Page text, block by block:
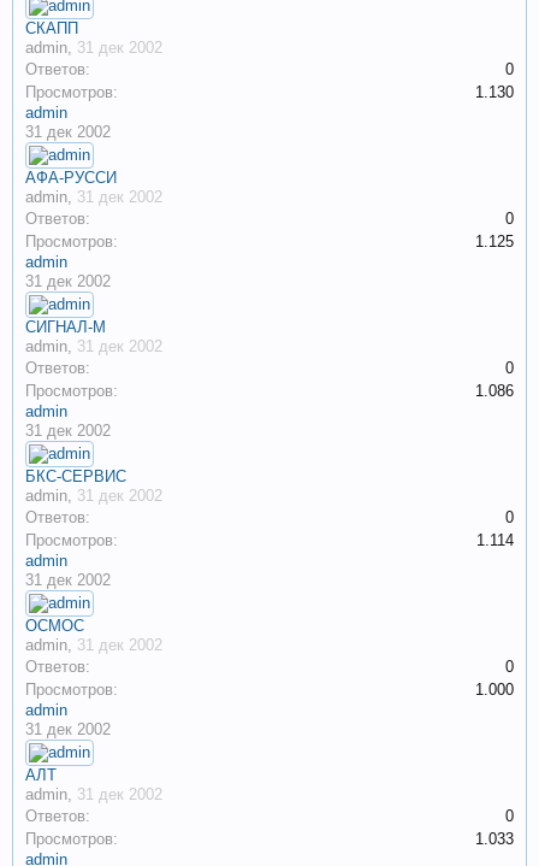
СКАПП
admin, 31 дек 2002
Ответов:
0
Просмотров:
1.130
admin
31 дек 2002
АФА-РУССИ
admin, 31 дек 2002
Ответов:
0
Просмотров:
1.125
admin
31 дек 2002
СИГНАЛ-М
admin, 31 дек 2002
Ответов:
0
Просмотров:
1.086
admin
31 дек 2002
БКС-СЕРВИС
admin, 31 дек 2002
Ответов:
0
Просмотров:
1.114
admin
31 дек 2002
ОСМОС
admin, 31 дек 2002
Ответов:
0
Просмотров:
1.000
admin
31 дек 2002
АЛТ
admin, 31 дек 2002
Ответов:
0
Просмотров:
1.033
admin